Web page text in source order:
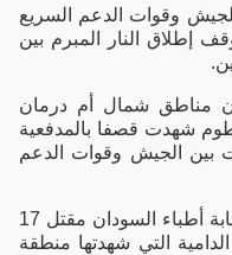
وقوات الدعم السريع
إطلاق النار المبرم بين
مناطق شمال أم درمان
شهدت قصفا بالمدفعية
بين الجيش وقوات الدعم
من جهتها، أعلنت اللجنة التمهيدية لنقابة أطباء السودان مقتل 17
الأحداث الدامية التي شهدتها منطقة